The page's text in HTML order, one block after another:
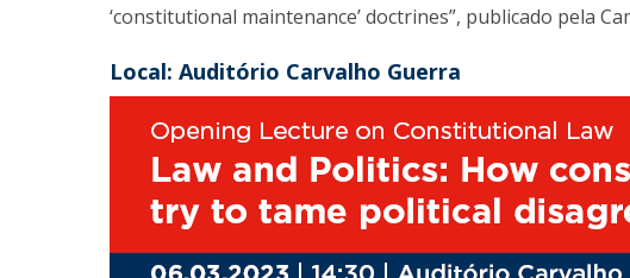
‘constitutional maintenance’ doctrines”, publicado pela
Local: Auditório Carvalho Guerra